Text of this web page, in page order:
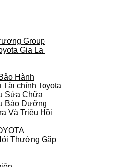
Group
Gia Lai
Hành
Tài chính Toyota
Sửa Chữa
Bảo Dưỡng
Và Triệu Hồi
Thường Gặp